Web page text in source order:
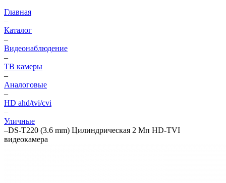
Главная
–
Каталог
–
Видеонаблюдение
–
ТВ камеры
–
Аналоговые
–
HD ahd/tvi/cvi
–
Уличные
–DS-T220 (3.6 mm) Цилиндрическая 2 Мп HD-TVI
видеокамера